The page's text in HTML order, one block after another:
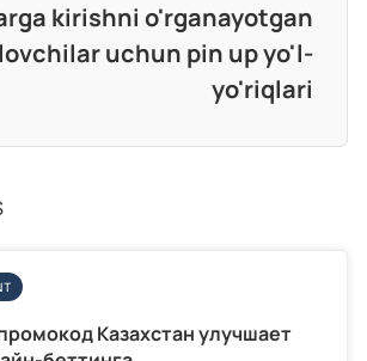
kirishni o'rganayotgan
uchun pin up yo'l-
yo'riqlari
Казахстан улучшает